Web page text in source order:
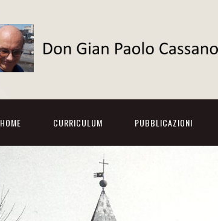
HOME CURRICULUM PUBBLICAZIONI